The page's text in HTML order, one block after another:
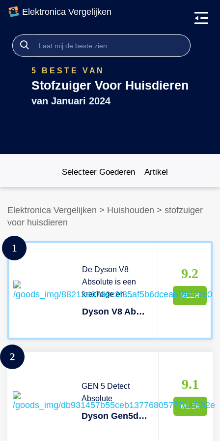
Elektronica Vergelijken
5 BESTE VAN
Stofzuiger Voor Huisdieren
van Januari 2024
Selecteer Goederen Artikel
Elektronica Vergelijken > Huishouden > stofzuiger
voor huisdieren
1
De Dyson V8
Absolute is een
krachtige en
steelstofzuiger
krachtige, digitale
motor reinig je alle
Dyson V8 Absolute 2023
9.2
MEER
2
GEN 5 Detect
Absolute
Dyson Gen5detect Absolute
9.1
MEER